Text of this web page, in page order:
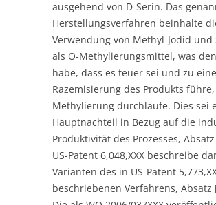
ausgehend von D-Serin. Das
Herstellungsverfahren beinhalte
Verwendung von Methyl-Jodid und
als O-Methylierungsmittel, was
habe, dass es teuer sei und zu
Razemisierung des Produkts
Methylierung durchlaufe. Dies sei
Hauptnachteil in Bezug auf die
Produktivität des Prozesses,
US-Patent 6,048,XXX beschreibe
Varianten des in US-Patent
beschriebenen Verfahrens, Absatz